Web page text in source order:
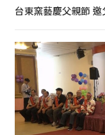
台東窯藝慶父親節